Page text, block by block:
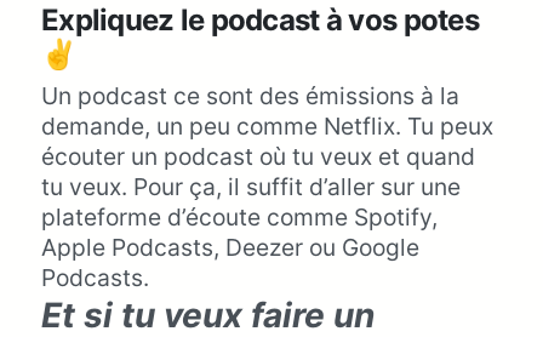
Expliquez le podcast à vos potes
✌️
Un podcast ce sont des émissions à la
demande, un peu comme Netflix. Tu peux
écouter un podcast où tu veux et quand
tu veux. Pour ça, il suffit d’aller sur une
plateforme d’écoute comme Spotify,
Apple Podcasts, Deezer ou Google
Podcasts.
Et si tu veux faire un